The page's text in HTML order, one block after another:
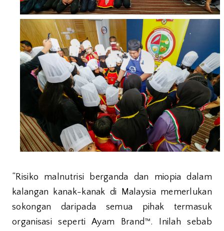
“Risiko malnutrisi berganda dan miopia dalam
kalangan kanak-kanak di Malaysia memerlukan
sokongan daripada semua pihak termasuk
organisasi seperti Ayam Brand™. Inilah sebab